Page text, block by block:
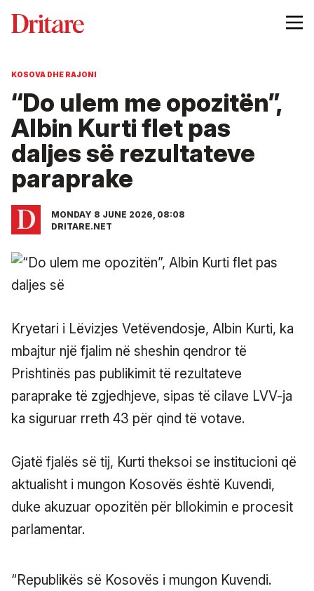
KOSOVA DHE RAJONI
“Do ulem me opozitën”,
Albin Kurti flet pas
daljes së rezultateve
paraprake
MONDAY 8 JUNE 2026, 08:08
DRITARE.NET
Kryetari i Lëvizjes Vetëvendosje, Albin Kurti, ka
mbajtur një fjalim në sheshin qendror të
Prishtinës pas publikimit të rezultateve
paraprake të zgjedhjeve, sipas të cilave LVV-ja
ka siguruar rreth 43 për qind të votave.
Gjatë fjalës së tij, Kurti theksoi se institucioni që
aktualisht i mungon Kosovës është Kuvendi,
duke akuzuar opozitën për bllokimin e procesit
parlamentar.
“Republikës së Kosovës i mungon Kuvendi.